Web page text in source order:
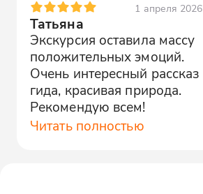
1 апреля 2026
Татьяна
Экскурсия оставила массу
положительных эмоций.
Очень интересный рассказ
гида, красивая природа.
Рекомендую всем!
Читать полностью